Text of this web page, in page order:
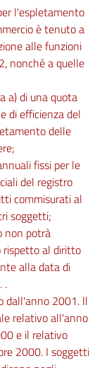
l'espletamento
è tenuto a
alle funzioni
nonché a quelle
a) di una quota
di efficienza del
delle
fissi per le
del registro
commisurati al
soggetti;
non potrà
rispetto al diritto
alla data di
.
dall'anno 2001. Il
relativo all'anno
e il relativo
2000. I soggetti